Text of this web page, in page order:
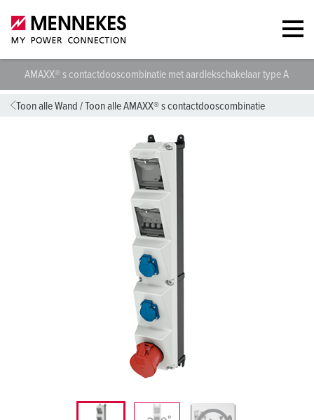
AMAXX® s contactdooscombinatie met aardlekschakelaar type A
Toon alle Wand /Toon alle AMAXX® s contactdooscombinatie